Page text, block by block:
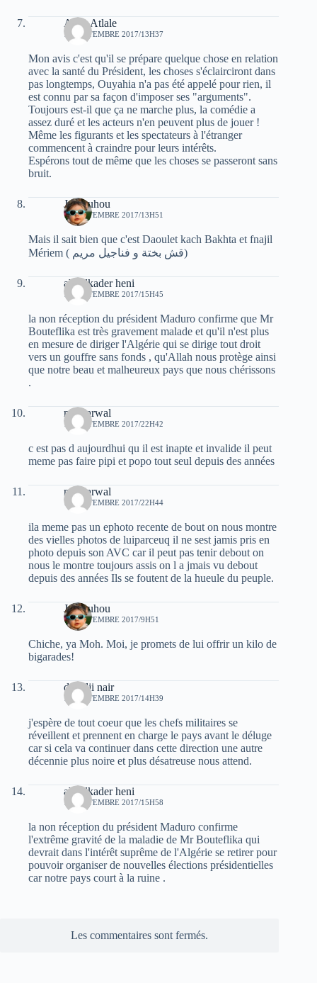
Atala Atlale
12 SEPTEMBRE 2017/13H37
Mon avis c'est qu'il se prépare quelque chose en relation
avec la santé du Président, les choses s'éclairciront dans
pas longtemps, Ouyahia n'a pas été appelé pour rien, il
est connu par sa façon d'imposer ses "arguments".
Toujours est-il que ça ne marche plus, la comédie a
assez duré et les acteurs n'en peuvent plus de jouer !
Même les figurants et les spectateurs à l'étranger
commencent à craindre pour leurs intérêts.
Espérons tout de même que les choses se passeront sans
bruit.
Jafnouhou
12 SEPTEMBRE 2017/13H51
Mais il sait bien que c'est Daoulet kach Bakhta et fnajil
Mériem ( قش بختة و فناجيل مريم)
abdelkader heni
12 SEPTEMBRE 2017/15H45
la non réception du président Maduro confirme que Mr
Bouteflika est très gravement malade et qu'il n'est plus
en mesure de diriger l'Algérie qui se dirige tout droit
vers un gouffre sans fonds , qu'Allah nous protège ainsi
que notre beau et malheureux pays que nous chérissons
.
moh arwal
12 SEPTEMBRE 2017/22H42
c est pas d aujourdhui qu il est inapte et invalide il peut
meme pas faire pipi et popo tout seul depuis des années
moh arwal
12 SEPTEMBRE 2017/22H44
ila meme pas un ephoto recente de bout on nous montre
des vielles photos de luiparceuq il ne sest jamis pris en
photo depuis son AVC car il peut pas tenir debout on
nous le montre toujours assis on l a jmais vu debout
depuis des années Ils se foutent de la hueule du peuple.
Jafnouhou
13 SEPTEMBRE 2017/9H51
Chiche, ya Moh. Moi, je promets de lui offrir un kilo de
bigarades!
deradji nair
13 SEPTEMBRE 2017/14H39
j'espère de tout coeur que les chefs militaires se
réveillent et prennent en charge le pays avant le déluge
car si cela va continuer dans cette direction une autre
décennie plus noire et plus désatreuse nous attend.
abdelkader heni
13 SEPTEMBRE 2017/15H58
la non réception du président Maduro confirme
l'extrême gravité de la maladie de Mr Bouteflika qui
devrait dans l'intérêt suprême de l'Algérie se retirer pour
pouvoir organiser de nouvelles élections présidentielles
car notre pays court à la ruine .
Les commentaires sont fermés.